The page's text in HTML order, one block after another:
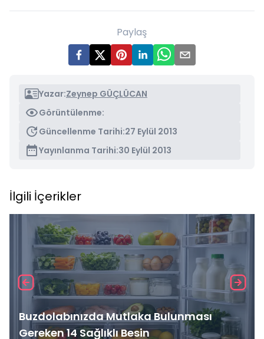
Paylaş
Yazar:Zeynep GÜÇLÜCAN
Görüntülenme:
Güncellenme Tarihi:27 Eylül 2013
Yayınlanma Tarihi:30 Eylül 2013
İlgili İçerikler
Buzdolabınızda Mutlaka Bulunması
Gereken 14 Sağlıklı Besin